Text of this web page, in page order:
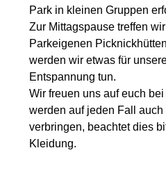
Park in kleinen Gruppen
Zur Mittagspause treffen
Parkeigenen
werden wir etwas für
Entspannung tun.
Wir freuen uns auf euch
werden auf jeden Fall
verbringen, beachtet dies
Kleidung.